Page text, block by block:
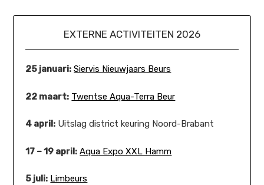
EXTERNE ACTIVITEITEN 2026
25 januari: Siervis Nieuwjaars Beurs
22 maart: Twentse Aqua-Terra Beur
4 april: Uitslag district keuring Noord-Brabant
17 – 19 april: Aqua Expo XXL Hamm
5 juli: Limbeurs